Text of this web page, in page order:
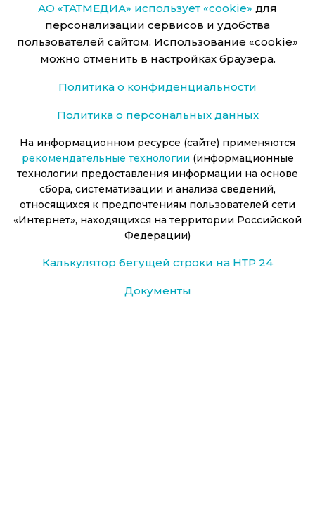
АО «ТАТМЕДИА» использует «cookie» для
персонализации сервисов и удобства
пользователей сайтом. Использование «cookie»
можно отменить в настройках браузера.
Политика о конфиденциальности
Политика о персональных данных
На информационном ресурсе (сайте) применяются
рекомендательные технологии (информационные
технологии предоставления информации на основе
сбора, систематизации и анализа сведений,
относящихся к предпочтениям пользователей сети
«Интернет», находящихся на территории Российской
Федерации)
Калькулятор бегущей строки на НТР 24
Документы